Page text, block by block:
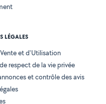
LÉGALES
et d'Utilisation
respect de la vie privée
et contrôle des avis